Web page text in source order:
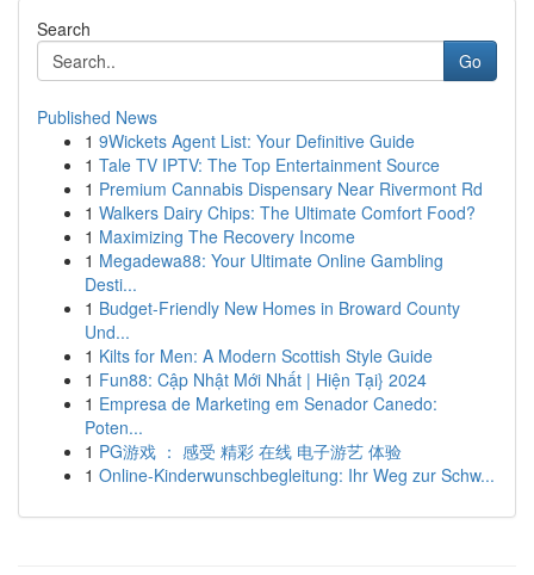
Search
Go
Published News
1 9Wickets Agent List: Your Definitive Guide
1 Tale TV IPTV: The Top Entertainment Source
1 Premium Cannabis Dispensary Near Rivermont Rd
1 Walkers Dairy Chips: The Ultimate Comfort Food?
1 Maximizing The Recovery Income
1 Megadewa88: Your Ultimate Online Gambling
Desti...
1 Budget-Friendly New Homes in Broward County
Und...
1 Kilts for Men: A Modern Scottish Style Guide
1 Fun88: Cập Nhật Mới Nhất | Hiện Tại} 2024
1 Empresa de Marketing em Senador Canedo:
Poten...
1 PG游戏 ： 感受 精彩 在线 电子游艺 体验
1 Online-Kinderwunschbegleitung: Ihr Weg zur Schw...